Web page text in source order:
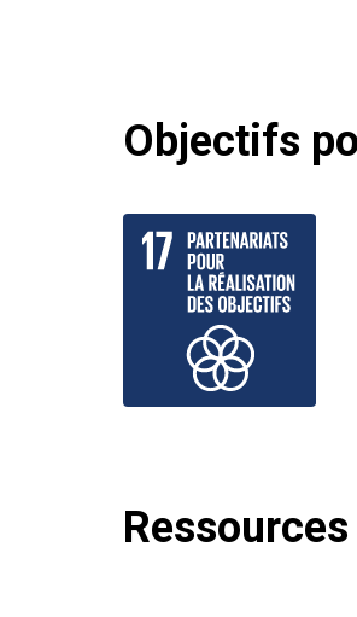
Objectifs